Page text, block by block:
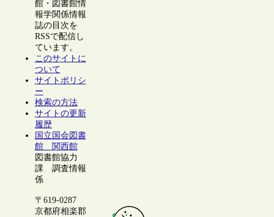
館・図書館情
報学関係情報
誌の目次を
RSSで配信し
ています。
このサイトに
ついて
サイトポリシ
ー
検索の方法
サイトの更新
履歴
国立国会図書
館 関西館
図書館協力
課 調査情報
係
〒619-0287
京都府相楽郡